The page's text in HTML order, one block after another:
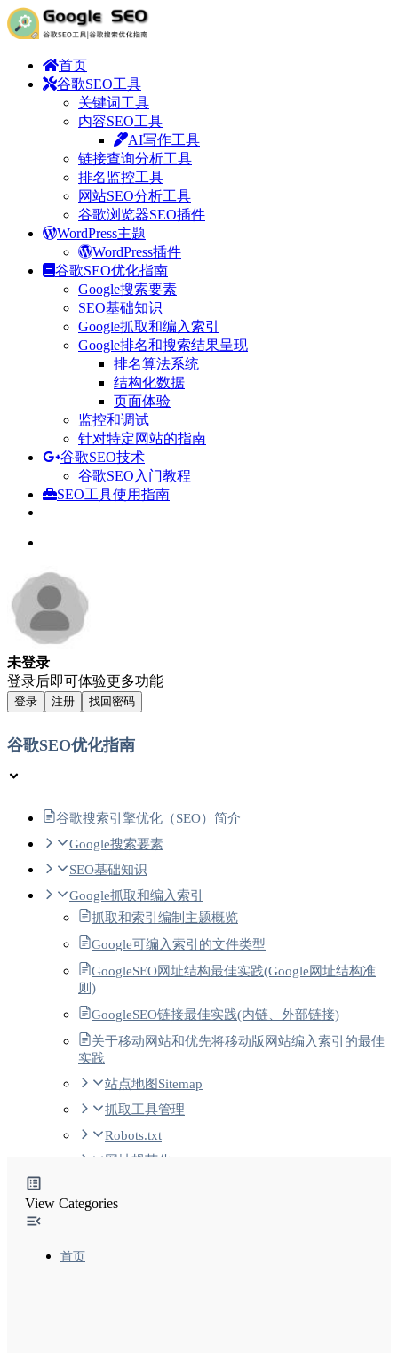
首页
谷歌SEO工具
关键词工具
内容SEO工具
AI写作工具
链接查询分析工具
排名监控工具
网站SEO分析工具
谷歌浏览器SEO插件
WordPress主题
WordPress插件
谷歌SEO优化指南
Google搜索要素
SEO基础知识
Google抓取和编入索引
Google排名和搜索结果呈现
排名算法系统
结构化数据
页面体验
监控和调试
针对特定网站的指南
谷歌SEO技术
谷歌SEO入门教程
SEO工具使用指南
未登录
登录后即可体验更多功能
登录 注册 找回密码
谷歌SEO优化指南
谷歌搜索引擎优化（SEO）简介
Google搜索要素
SEO基础知识
Google抓取和编入索引
抓取和索引编制主题概览
Google可编入索引的文件类型
GoogleSEO网址结构最佳实践(Google网址结构准
则)
GoogleSEO链接最佳实践(内链、外部链接)
关于移动网站和优先将移动版网站编入索引的最佳
实践
站点地图Sitemap
抓取工具管理
Robots.txt
网址规范化
JavaScript
View Categories
首页